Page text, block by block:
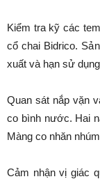
Kiểm tra kỹ các
cổ chai Bidrico.
xuất và hạn sử
Quan sát nắp vặn
co bình nước. Hai
Màng co nhăn
Cảm nhận vị giác